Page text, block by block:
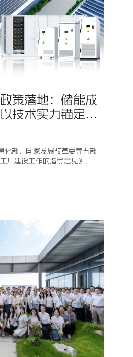
策落地：储能成
技术实力锚定工
化部、国家发展改革委等五部
厂建设工作的指导意见》，标
网中的核心地位，推动储能角